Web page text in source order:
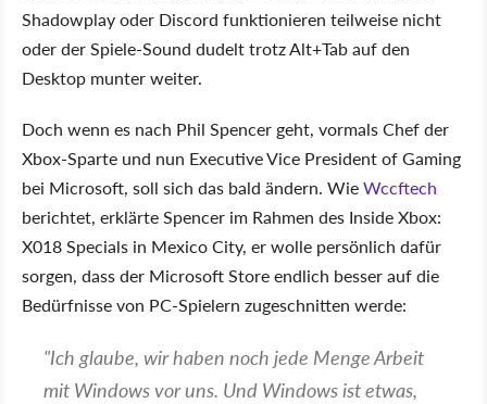
Shadowplay oder Discord funktionieren teilweise nicht
oder der Spiele-Sound dudelt trotz Alt+Tab auf den
Desktop munter weiter.
Doch wenn es nach Phil Spencer geht, vormals Chef der
Xbox-Sparte und nun Executive Vice President of Gaming
bei Microsoft, soll sich das bald ändern. WieWccftech
berichtet, erklärte Spencer im Rahmen des Inside Xbox:
X018 Specials in Mexico City, er wolle persönlich dafür
sorgen, dass der Microsoft Store endlich besser auf die
Bedürfnisse von PC-Spielern zugeschnitten werde:
"Ich glaube, wir haben noch jede Menge Arbeit
mit Windows vor uns. Und Windows ist etwas,